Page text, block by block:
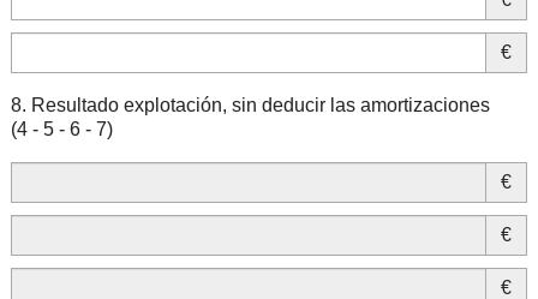
€
8. Resultado explotación, sin deducir las amortizaciones
(4 - 5 - 6 - 7)
€
€
€